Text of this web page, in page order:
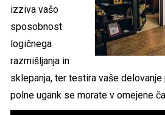
izziva vašo
sposobnost
logičnega
razmišljanja in
sklepanja, ter testira vaše
polne ugank se morate v omejene